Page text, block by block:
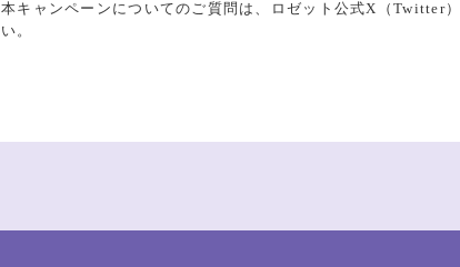
本キャンペーンについてのご質問は、ロゼット公式X（Twitter
い。